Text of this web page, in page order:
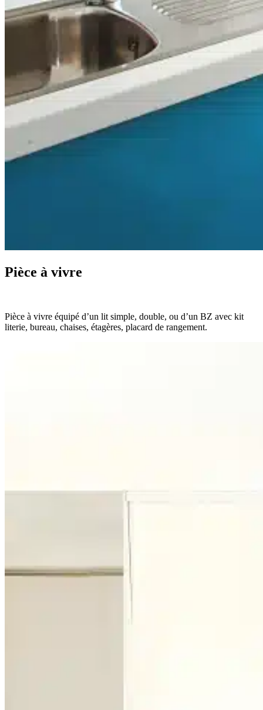
Pièce à vivre
Pièce à vivre équipé d’un lit simple, double, ou d’un BZ avec kit
literie, bureau, chaises, étagères, placard de rangement.